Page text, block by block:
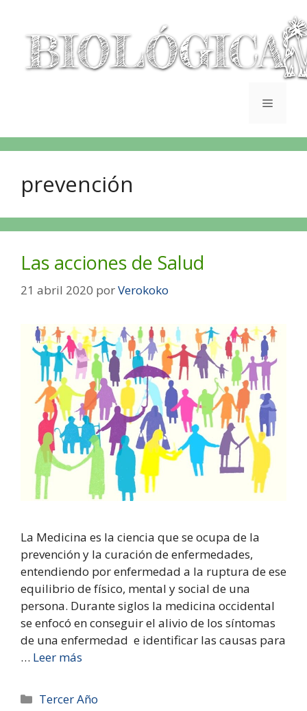
prevención
Las acciones de Salud
21 abril 2020 porVerokoko
La Medicina es la ciencia que se ocupa de la
prevención y la curación de enfermedades,
entendiendo por enfermedad a la ruptura de ese
equilibrio de físico, mental y social de una
persona. Durante siglos la medicina occidental
se enfocó en conseguir el alivio de los síntomas
de una enfermedad e identificar las causas para
… Leer más
Tercer Año